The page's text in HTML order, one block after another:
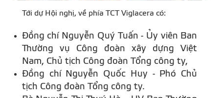
Tới dự Hội nghị, về phía TCT Viglacera có:
Đồng chí Nguyễn Quý Tuấn - Ủy viên Ban
Thường vụ Công đoàn xây dựng Việt
Nam, Chủ tịch Công đoàn Tổng công ty,
Đồng chí Nguyễn Quốc Huy - Phó Chủ
tịch Công đoàn Tổng công ty.